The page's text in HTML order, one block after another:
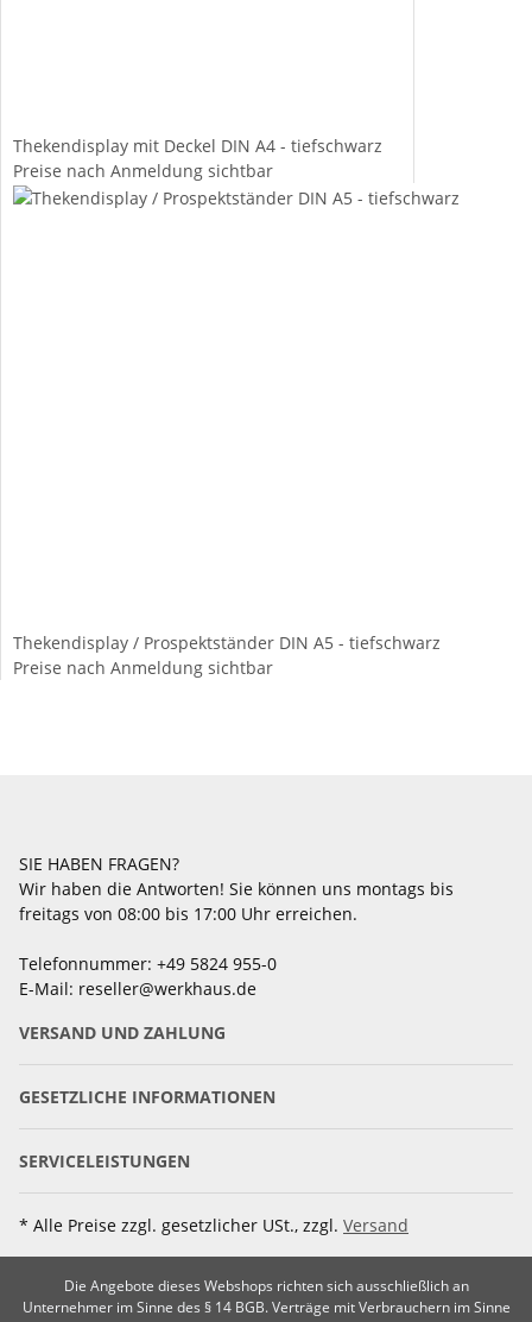
Thekendisplay mit Deckel DIN A4 - tiefschwarz
Preise nach Anmeldung sichtbar
Thekendisplay / Prospektständer DIN A5 - tiefschwarz
Preise nach Anmeldung sichtbar
SIE HABEN FRAGEN?
Wir haben die Antworten! Sie können uns montags bis
freitags von 08:00 bis 17:00 Uhr erreichen.
Telefonnummer: +49 5824 955-0
E-Mail: reseller@werkhaus.de
VERSAND UND ZAHLUNG
GESETZLICHE INFORMATIONEN
SERVICELEISTUNGEN
* Alle Preise zzgl. gesetzlicher USt., zzgl. Versand
Die Angebote dieses Webshops richten sich ausschließlich an
Unternehmer im Sinne des § 14 BGB. Verträge mit Verbrauchern im Sinne